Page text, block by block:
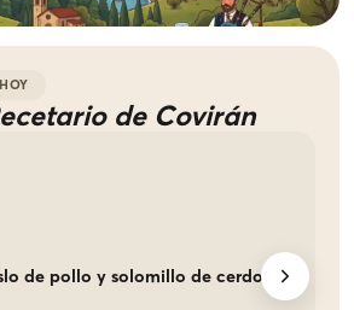
de Covirán
de pollo y solomillo de cerdo